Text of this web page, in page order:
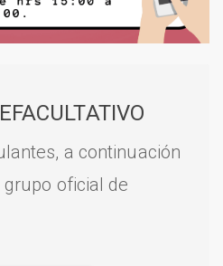
a continuación
oficial de